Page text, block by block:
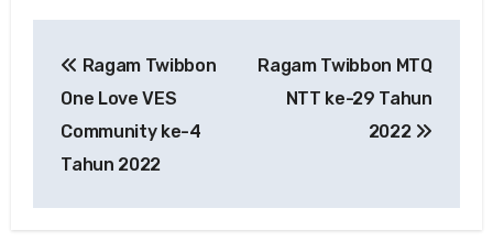
pos
Ragam Twibbon
One Love VES
Community ke-4
Tahun 2022
Ragam Twibbon MTQ
NTT ke-29 Tahun
2022